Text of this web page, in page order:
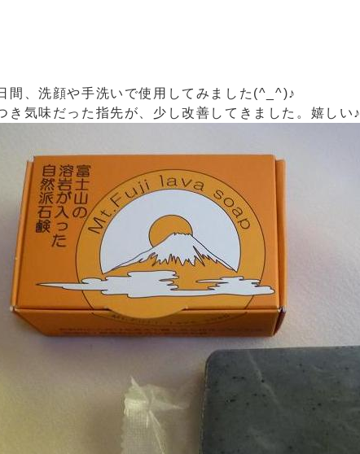
間、洗顔や手洗いで使用してみました(^_^)♪
き気味だった指先が、少し改善してきました。嬉しい♪